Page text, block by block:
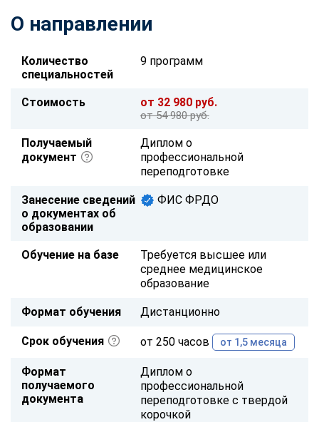
О направлении
Количество
специальностей
9 программ
Стоимость от 32 980 руб.
от 54 980 руб.
Получаемый
документ
Диплом о
профессиональной
переподготовке
Занесение сведений
о документах об
образовании
ФИС ФРДО
Обучение на базе
Требуется высшее или
среднее медицинское
образование
Формат обучения Дистанционно
Срок обучения от 250 часов от 1,5 месяца
Формат
получаемого
документа
Диплом о
профессиональной
переподготовке с твердой
корочкой